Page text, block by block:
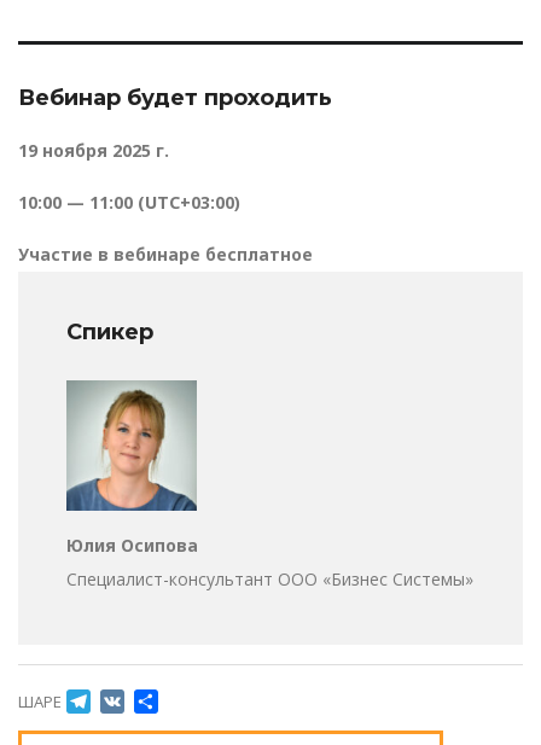
Вебинар будет проходить
19 ноября 2025 г.
10:00 — 11:00 (UTC+03:00)
Участие в вебинаре бесплатное
Спикер
Юлия Осипова
Специалист-консультант ООО «Бизнес Системы»
ШАРЕ Telegram
VK